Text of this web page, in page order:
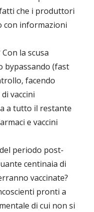
che i produttori
con informazioni
la scusa
bypassando (fast
facendo
vaccini
a tutto il restante
e vaccini
periodo post-
centinaia di
vaccinate?
pronti a
di cui non si